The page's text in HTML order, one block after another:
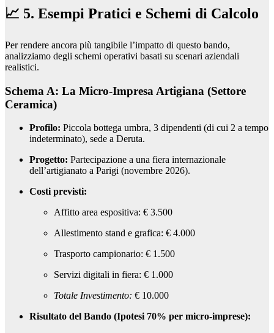
📈 5. Esempi Pratici e Schemi di Calcolo
Per rendere ancora più tangibile l’impatto di questo bando,
analizziamo degli schemi operativi basati su scenari aziendali
realistici.
Schema A: La Micro-Impresa Artigiana (Settore
Ceramica)
Profilo: Piccola bottega umbra, 3 dipendenti (di cui 2 a tempo
indeterminato), sede a Deruta.
Progetto: Partecipazione a una fiera internazionale
dell’artigianato a Parigi (novembre 2026).
Costi previsti:
Affitto area espositiva: € 3.500
Allestimento stand e grafica: € 4.000
Trasporto campionario: € 1.500
Servizi digitali in fiera: € 1.000
Totale Investimento: € 10.000
Risultato del Bando (Ipotesi 70% per micro-imprese):